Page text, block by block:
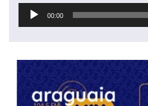
Tocador
00:00